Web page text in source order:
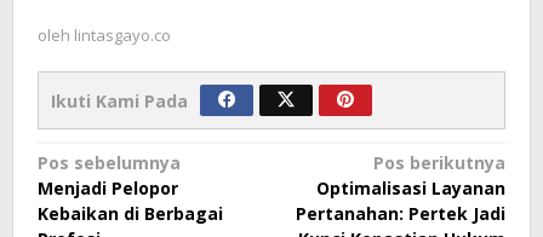
oleh lintasgayo.co
Ikuti Kami Pada
Navigasi
pos
Pos sebelumnya
Menjadi Pelopor
Kebaikan di Berbagai
Pos berikutnya
Optimalisasi Layanan
Pertanahan: Pertek Jadi